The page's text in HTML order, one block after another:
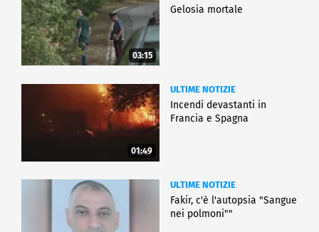
03:15
Gelosia mortale
01:49
ULTIME NOTIZIE
Incendi devastanti in
Francia e Spagna
ULTIME NOTIZIE
Fakir, c'è l'autopsia "Sangue
nei polmoni""